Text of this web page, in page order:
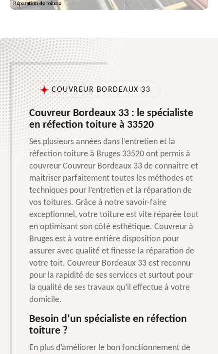
COUVREUR BORDEAUX 33
Couvreur Bordeaux 33 : le spécialiste
en réfection toiture à 33520
Ses plusieurs années dans l’entretien et la
réfection toiture à Bruges 33520 ont permis à
couvreur Couvreur Bordeaux 33 de connaitre et
maitriser parfaitement toutes les méthodes et
techniques pour l’entretien et la réparation de
vos toitures. Grâce à notre savoir-faire
exceptionnel, votre toiture est vite réparée tout
en optimisant son côté esthétique. Couvreur à
Bruges est à votre entière disposition pour
assurer avec qualité et finesse la réparation de
votre toit. Couvreur Bordeaux 33 est reconnu
pour la rapidité de ses services et surtout pour
la qualité de ses travaux qu’il effectue à votre
domicile.
Besoin d’un spécialiste en réfection
toiture ?
En plus d’améliorer le bon fonctionnement de